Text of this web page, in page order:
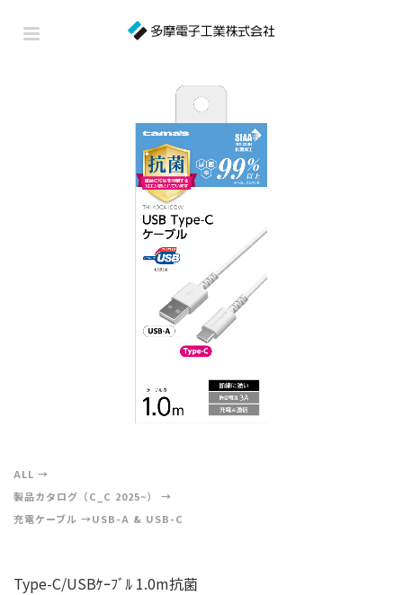
ALL
製品カタログ（C_C 2025~）
充電ケーブル
USB-A & USB-C
Type-C/USBｹｰﾌﾞﾙ 1.0m抗菌